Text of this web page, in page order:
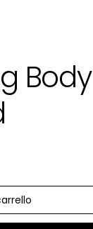
Body